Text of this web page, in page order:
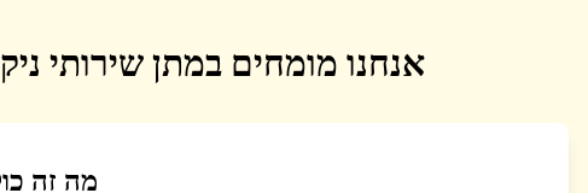
אנחנו מומחים במתן שירותי
מה זה